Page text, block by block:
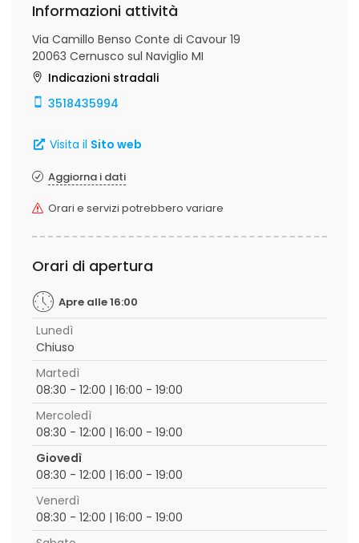
Informazioni attività
Via Camillo Benso Conte di Cavour 19
20063 Cernusco sul Naviglio MI
Indicazioni stradali
3518435994
Visita il Sito web
Aggiorna i dati
Orari e servizi potrebbero variare
Orari di apertura
Apre alle 16:00
Lunedì
Chiuso
Martedì
08:30 - 12:00 | 16:00 - 19:00
Mercoledì
08:30 - 12:00 | 16:00 - 19:00
Giovedì
08:30 - 12:00 | 16:00 - 19:00
Venerdì
08:30 - 12:00 | 16:00 - 19:00